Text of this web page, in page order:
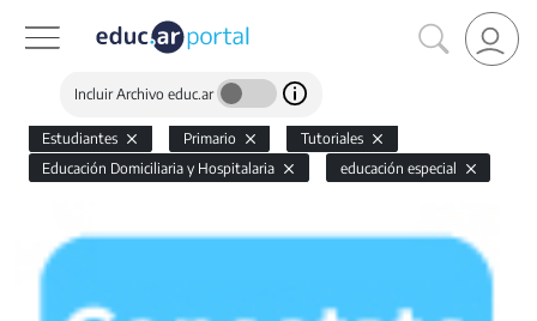
Incluir Archivo educ.ar
Estudiantes Primario
Tutoriales
Educación Domiciliaria y Hospitalaria
educación especial